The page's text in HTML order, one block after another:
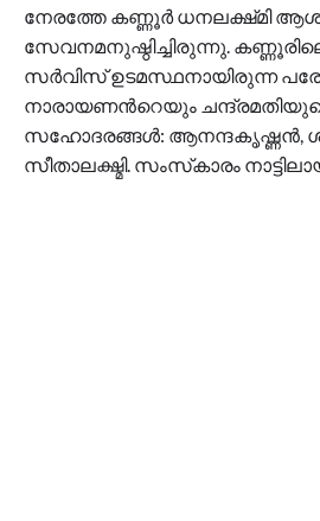
നേരത്തേ കണ്ണൂർ ധനലക്ഷ്‌മി
സേവനമനുഷ്ഠിച്ചിരുന്നു.
സർവിസ് ഉടമസ്ഥനായിരുന്ന
നാരായണന്‍റെയും
സഹോദരങ്ങൾ: ആനന്ദകൃഷ്ണൻ,
സീതാലക്ഷ്മി. സംസ്‌കാരം